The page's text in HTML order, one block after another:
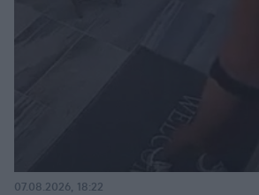
07.08.2026, 18:22